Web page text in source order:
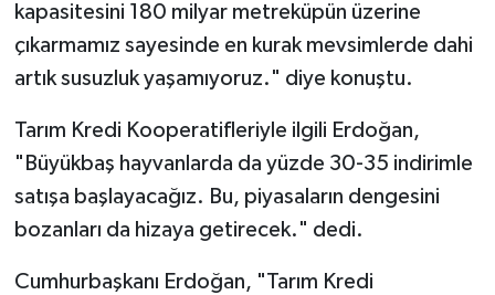
kapasitesini 180 milyar metreküpün üzerine
çıkarmamız sayesinde en kurak mevsimlerde dahi
artık susuzluk yaşamıyoruz." diye konuştu.
Tarım Kredi Kooperatifleriyle ilgili Erdoğan,
"Büyükbaş hayvanlarda da yüzde 30-35 indirimle
satışa başlayacağız. Bu, piyasaların dengesini
bozanları da hizaya getirecek." dedi.
Cumhurbaşkanı Erdoğan, "Tarım Kredi